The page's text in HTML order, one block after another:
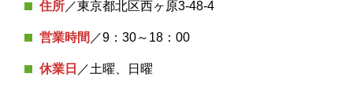
住所／東京都北区西ヶ原3-48-4
営業時間 ／9：30～18：00
休業日 ／土曜、日曜